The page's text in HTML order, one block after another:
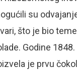
su
što je bio
Godine
je prvu